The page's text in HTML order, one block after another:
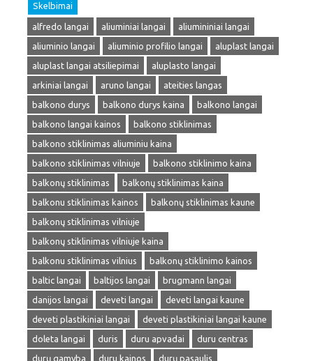
Skelbimai
alfredo langai aliuminiai langai
aliumininiai langai
aliuminio langai
aliuminio profilio langai
aluplast langai
aluplast langai atsiliepimai
aluplasto langai
arkiniai langai
aruno langai
ateities langas
balkono durys
balkono durys kaina
balkono langai
balkono langai kainos
balkono stiklinimas
balkono stiklinimas aliuminiu kaina
balkono stiklinimas vilniuje
balkono stiklinimo kaina
balkonų stiklinimas
balkonų stiklinimas kaina
balkonu stiklinimas kainos
balkonų stiklinimas kaune
balkonų stiklinimas vilniuje
balkonų stiklinimas vilniuje kaina
balkonu stiklinimas vilnius
balkonų stiklinimo kainos
baltic langai
baltijos langai
brugmann langai
danijos langai
deveti langai
deveti langai kaune
deveti plastikiniai langai
deveti plastikiniai langai kaune
doleta langai
duris duru apvadai
duru centras
durų gamyba
duru kainos
durų pasaulis